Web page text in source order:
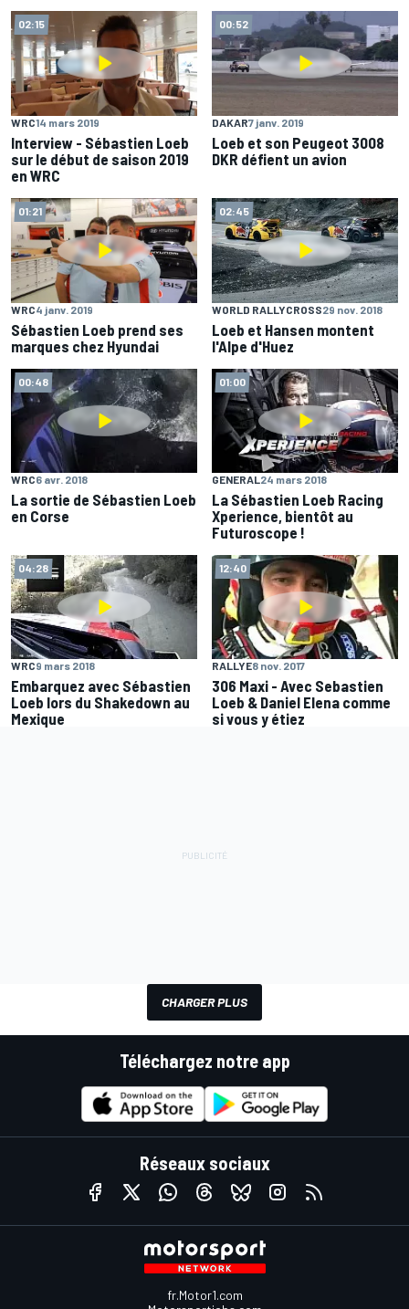
02:15
WRC14 mars 2019
Interview - Sébastien Loeb
sur le début de saison 2019
en WRC
00:52
DAKAR7 janv. 2019
Loeb et son Peugeot 3008
DKR défient un avion
01:21
WRC4 janv. 2019
Sébastien Loeb prend ses
marques chez Hyundai
02:45
WORLD RALLYCROSS29 nov. 2018
Loeb et Hansen montent
l'Alpe d'Huez
00:48
WRC6 avr. 2018
La sortie de Sébastien Loeb
en Corse
01:00
GENERAL 24 mars 2018
La Sébastien Loeb Racing
Xperience, bientôt au
Futuroscope !
04:28
WRC9 mars 2018
Embarquez avec Sébastien
Loeb lors du Shakedown au
Mexique
12:40
RALLYE8 nov. 2017
306 Maxi - Avec Sebastien
Loeb & Daniel Elena comme
si vous y étiez
CHARGER PLUS
Téléchargez notre app
Réseaux sociaux
fr.Motor1.com